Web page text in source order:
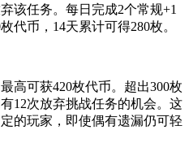
该任务。每日完成2个常规+1
代币，14天累计可得280枚。
高可获420枚代币。超出300枚
12次放弃挑战任务的机会。这
的玩家，即使偶有遗漏仍可轻